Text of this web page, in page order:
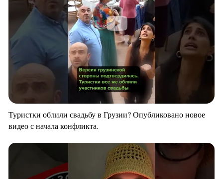
Туристки облили свадьбу в Грузии? Опубликовано новое
видео с начала конфликта.